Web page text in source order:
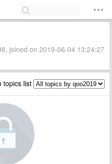
joined on 2019-06-04 13:24:27
topics list